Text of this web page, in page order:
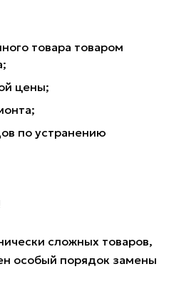
товара товаром
цены;
по устранению
сложных товаров,
особый порядок замены